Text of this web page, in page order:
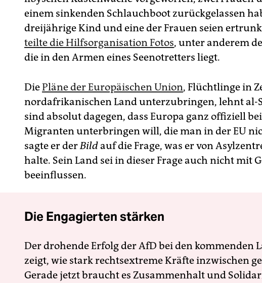
einem sinkenden Schlauchboot zurückgelassen
dreijährige Kind und eine der Frauen seien
teilte die Hilfsorganisation Fotos, unter anderem
die in den Armen eines Seenotretters liegt.
DiePläne der Europäischen Union, Flüchtlinge in
nordafrikanischen Land unterzubringen, lehnt al-
sind absolut dagegen, dass Europa ganz offiziell
Migranten unterbringen will, die man in der EU
sagte er derBildauf die Frage, was er von
halte. Sein Land sei in dieser Frage auch nicht mit
beeinflussen.
Die Engagierten stärken
Der drohende Erfolg der AfD bei den kommenden
zeigt, wie stark rechtsextreme Kräfte inzwischen
Gerade jetzt braucht es Zusammenhalt und